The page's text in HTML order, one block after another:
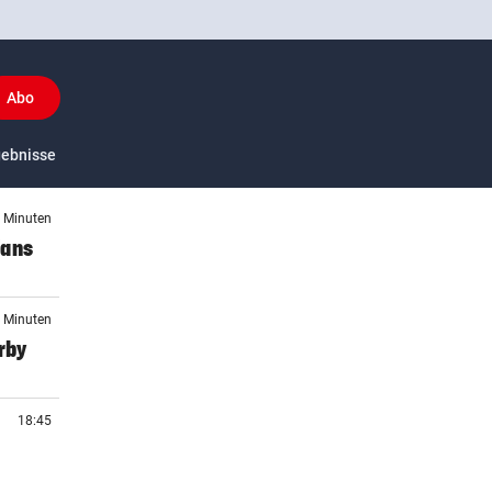
Abo
US-Sport
Minuten
Minuten
18:45